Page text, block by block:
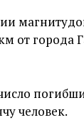
от города
человек.